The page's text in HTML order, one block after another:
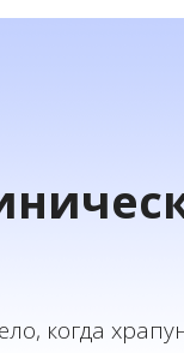
когда